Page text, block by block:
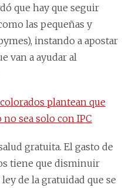
que hay que seguir
las pequeñas y
instando a apostar
van a ayudar al
plantean que
sea solo con IPC
gratuita. El gasto de
tiene que disminuir
de la gratuidad que se